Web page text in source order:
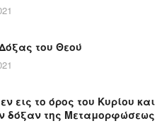
του Θεού
εις το όρος του Κυρίου και
δόξαν της Μεταμορφώσεως